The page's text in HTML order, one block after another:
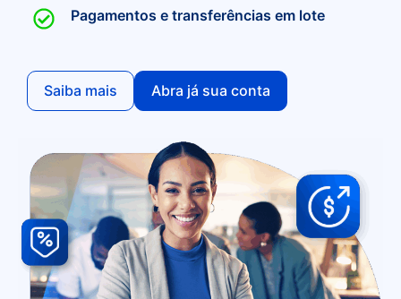
Pagamentos e transferências em lote
Saiba mais Abra já sua conta